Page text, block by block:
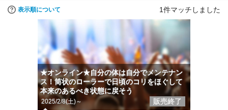
表示順について 1件マッチしました
★オンライン★自分の体は自分でメンテナン
ス！筒状のローラーで日頃のコリをほぐして
本来のあるべき状態に戻そう
2025/2/8(土)～ 販売終了